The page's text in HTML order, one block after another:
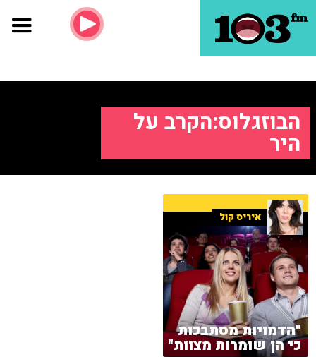
הבוזגלוס:הקרב על
היר
איריס קול
"הדמויות מסתבכות
כי הן שומרות מצוות"